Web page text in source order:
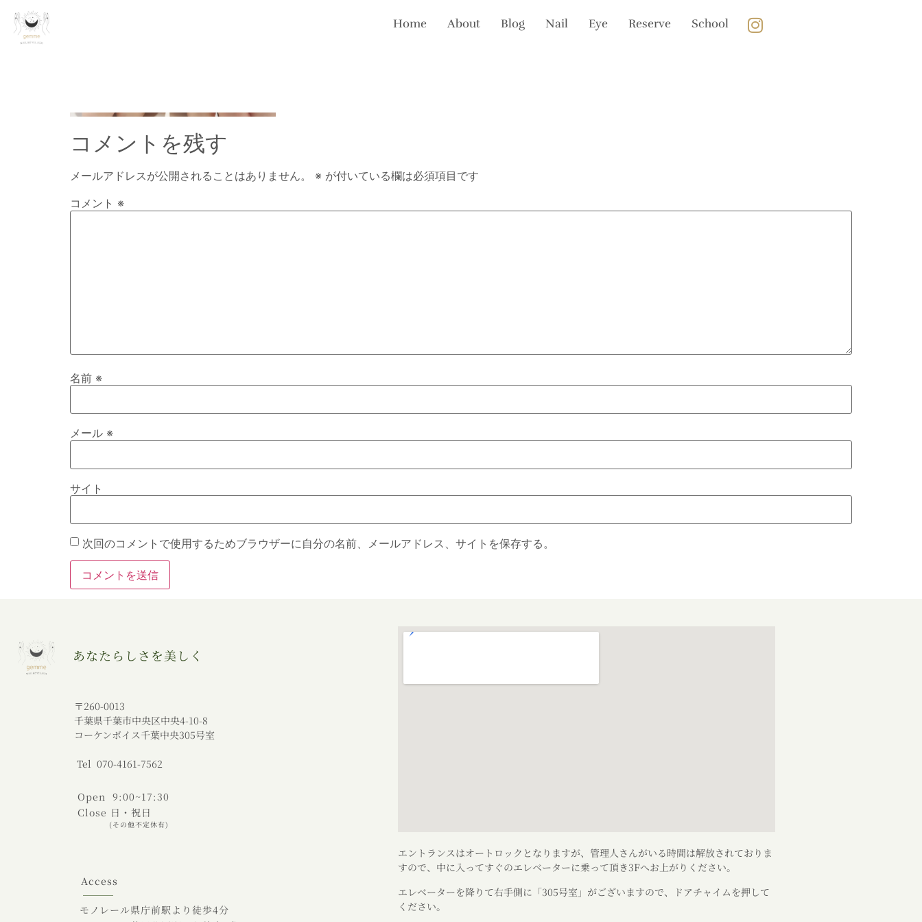
Home About Blog Nail Eye Reserve School
コメントを残す
メールアドレスが公開されることはありません。 ※ が付いている欄は必須項目です
コメント ※
名前 ※
メール ※
サイト
次回のコメントで使用するためブラウザーに自分の名前、メールアドレス、サイトを保存する。
あなたらしさを美しく
〒260-0013
千葉県千葉市中央区中央4-10-8
コーケンボイス千葉中央305号室
Tel 070-4161-7562
Open 9:00~17:30
Close 日・祝日
(その他不定休有)
Access
モノレール県庁前駅より徒歩4分
エントランスはオートロックとなりますが、管理人さんがいる時間は解放されておりま
すので、中に入ってすぐのエレベーターに乗って頂き3Fへお上がりください。
エレベーターを降りて右手側に「305号室」がございますので、ドアチャイムを押して
ください。